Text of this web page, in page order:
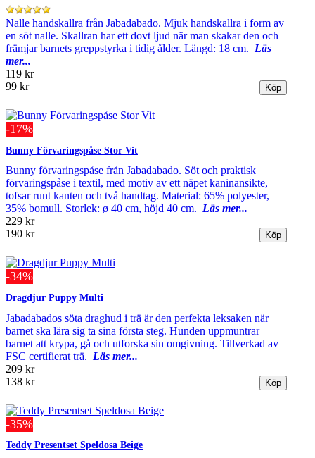
Nalle handskallra från Jabadabado. Mjuk handskallra i form av
en söt nalle. Skallran har ett dovt ljud när man skakar den och
främjar barnets greppstyrka i tidig ålder. Längd: 18 cm. Läs
mer...
119 kr
99 kr
-17%
Bunny Förvaringspåse Stor Vit
Bunny förvaringspåse från Jabadabado. Söt och praktisk
förvaringspåse i textil, med motiv av ett näpet kaninansikte,
tofsar runt kanten och två handtag. Material: 65% polyester,
35% bomull. Storlek: ø 40 cm, höjd 40 cm. Läs mer...
229 kr
190 kr
-34%
Dragdjur Puppy Multi
Jabadabados söta draghud i trä är den perfekta leksaken när
barnet ska lära sig ta sina första steg. Hunden uppmuntrar
barnet att krypa, gå och utforska sin omgivning. Tillverkad av
FSC certifierat trä. Läs mer...
209 kr
138 kr
-35%
Teddy Presentset Speldosa Beige